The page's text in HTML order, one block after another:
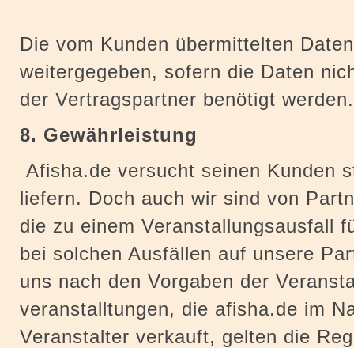
Die vom Kunden übermittelten
weitergegeben, sofern die Daten
der Vertragspartner benötigt werden.
8. Gewährleistung
Afisha.de versucht seinen Kunden
liefern. Doch auch wir sind von
die zu einem Veranstallungsausfall
bei solchen Ausfällen auf unsere
uns nach den Vorgaben der
veranstalltungen, die afisha.de im
Veranstalter verkauft, gelten die